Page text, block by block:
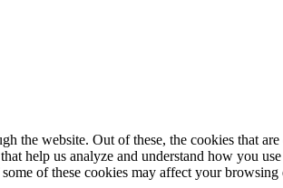
website. Out of these, the cookies that
help us analyze and understand how you
of these cookies may affect your browsing